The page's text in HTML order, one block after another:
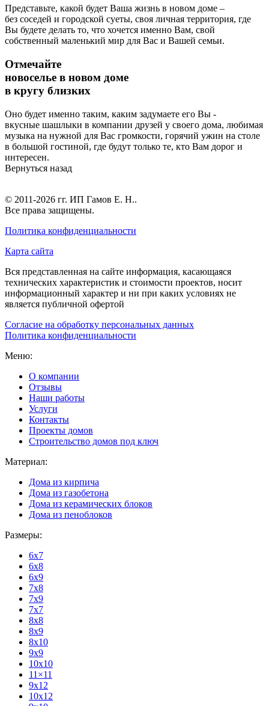
Представьте, какой будет Ваша жизнь в новом доме –
без соседей и городской суеты, своя личная территория, где
Вы будете делать то, что хочется именно Вам, свой
собственный маленький мир для Вас и Вашей семьи.
Отмечайте
новоселье в новом доме
в кругу близких
Оно будет именно таким, каким задумаете его Вы -
вкусные шашлыки в компании друзей у своего дома, любимая
музыка на нужной для Вас громкости, горячий ужин на столе
в большой гостиной, где будут только те, кто Вам дорог и
интересен.
Вернуться назад
© 2011-2026 гг. ИП Гамов Е. Н..
Все права защищены.
Политика конфиденциальности
Карта сайта
Вся представленная на сайте информация, касающаяся
технических характеристик и стоимости проектов, носит
информационный характер и ни при каких условиях не
является публичной офертой
Согласие на обработку персональных данных
Политика конфиденциальности
Меню:
О компании
Отзывы
Наши работы
Услуги
Контакты
Проекты домов
Строительство домов под ключ
Материал:
Дома из кирпича
Дома из газобетона
Дома из керамических блоков
Дома из пеноблоков
Размеры:
6x7
6x8
6x9
7x8
7x9
7x7
8x8
8x9
8x10
9x9
10x10
11×11
9x12
10x12